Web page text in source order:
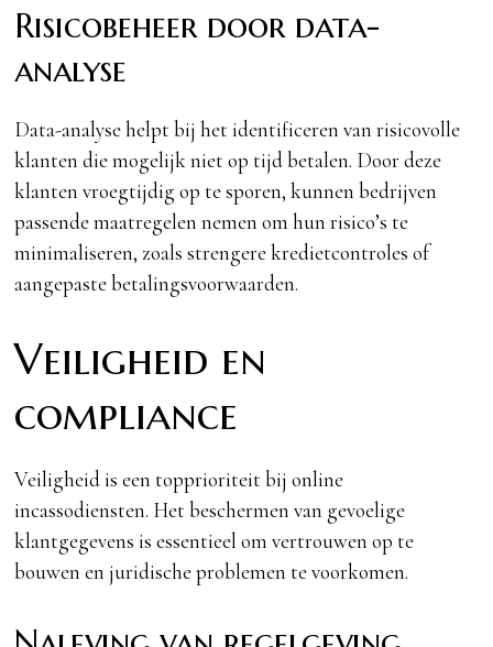
Risicobeheer door data-
analyse
Data-analyse helpt bij het identificeren van risicovolle
klanten die mogelijk niet op tijd betalen. Door deze
klanten vroegtijdig op te sporen, kunnen bedrijven
passende maatregelen nemen om hun risico’s te
minimaliseren, zoals strengere kredietcontroles of
aangepaste betalingsvoorwaarden.
Veiligheid en
compliance
Veiligheid is een topprioriteit bij online
incassodiensten. Het beschermen van gevoelige
klantgegevens is essentieel om vertrouwen op te
bouwen en juridische problemen te voorkomen.